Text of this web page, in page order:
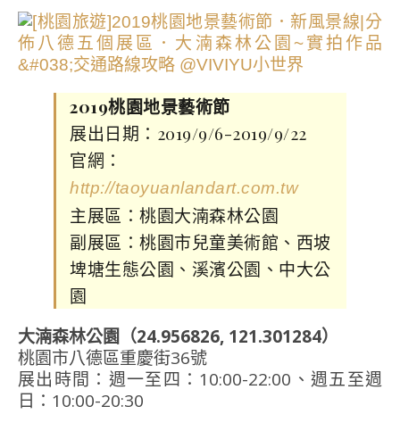
2019桃園地景藝術節
展出日期：2019/9/6-2019/9/22
官網：
http://taoyuanlandart.com.tw
主展區：桃園大湳森林公園
副展區：桃園市兒童美術館、西坡
埤塘生態公園、溪濱公園、中大公
園
大湳森林公園（24.956826, 121.301284）
桃園市八德區重慶街36號
展出時間：週一至四：10:00-22:00、週五至週
日：10:00-20:30